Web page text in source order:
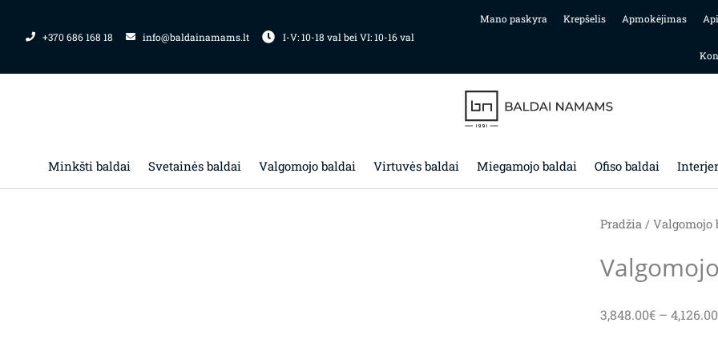
+370 686 168 18 info@baldainamams.lt I-V: 10-18 val bei VI: 10-16 val
Mano paskyra Krepšelis Apmokėjimas
Minkšti baldai Svetainės baldai Valgomojo baldai Virtuvės baldai Miegamojo baldai Ofiso baldai
Pradžia/ Valgomojo
3,848.00€ – 4,126.00